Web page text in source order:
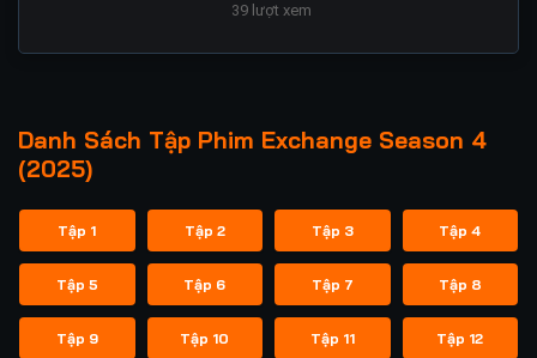
39lượt xem
Danh Sách Tập Phim Exchange Season 4
(2025)
Tập 1 Tập 2 Tập 3 Tập 4
Tập 5 Tập 6 Tập 7 Tập 8
Tập 9 Tập 10 Tập 11 Tập 12